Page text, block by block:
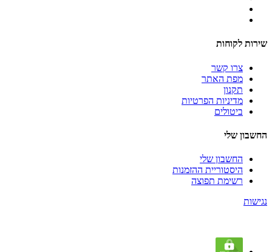
שירות לקוחות
צרו קשר
מפת האתר
תקנון
מדיניות הפרטיות
ביטולים
החשבון שלי
החשבון שלי
היסטוריית ההזמנות
רשימת תפוצה
נגישות